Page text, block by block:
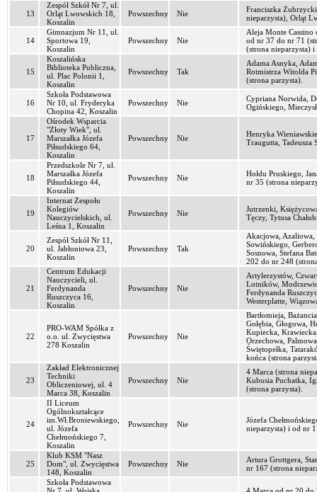
13
Zespół Szkół Nr 7, ul.
Orląt Lwowskich 18,
Koszalin
Powszechny Nie
Franciszka
nieparzysta), Orląt
14
Gimnazjum Nr 11, ul.
Sportowa 19,
Koszalin
Powszechny Nie
Aleja Monte Cassino
od nr 37 do nr 71
(strona nieparzysta)
15
Koszalińska
Biblioteka Publiczna,
ul. Plac Polonii 1,
Koszalin
Powszechny Tak
Adama Asnyka,
Rotmistrza Witolda
(strona parzysta).
16
Szkoła Podstawowa
Nr 10, ul. Fryderyka
Chopina 42, Koszalin
Powszechny Nie
Cypriana Norwida,
Ogińskiego,
17
Ośrodek Wsparcia
"Złoty Wiek", ul.
Marszałka Józefa
Piłsudskiego 64,
Koszalin
Powszechny Nie
Henryka
Traugutta, Tadeusza
18
Przedszkole Nr 7, ul.
Marszałka Józefa
Piłsudskiego 44,
Koszalin
Powszechny Nie
Hołdu Pruskiego,
nr 35 (strona
19
Internat Zespołu
Kolegiów
Nauczycielskich, ul.
Leśna 1, Koszalin
Powszechny Nie
Jutrzenki,
Tęczy, Tytusa
20
Zespół Szkół Nr 11,
ul. Jabłoniowa 23,
Koszalin
Powszechny Tak
Akacjowa, Azaliowa,
Sowińskiego,
Sosnowa, Stefana
202 do nr 248
21
Centrum Edukacji
Nauczycieli, ul.
Ferdynanda
Ruszczyca 16,
Koszalin
Powszechny Nie
Artylerzystów,
Lotników,
Ferdynanda
Westerplatte,
22
PRO-WAM Spółka z
o.o. ul. Zwycięstwa
278 Koszalin
Powszechny Nie
Bartłomieja,
Gołębia, Głogowa,
Kupiecka,
Orzechowa,
Świętopełka,
końca (strona
23
Zakład Elektronicznej
Techniki
Obliczeniowej, ul. 4
Marca 38, Koszalin
Powszechny Nie
4 Marca (strona
Kubusia Puchatka,
(strona parzysta).
24
II Liceum
Ogólnokształcące
im.Wł.Broniewskiego,
ul. Józefa
Chełmońskiego 7,
Koszalin
Powszechny Nie
Józefa
nieparzysta) i od nr
25
Klub KSM "Nasz
Dom", ul. Zwycięstwa
148, Koszalin
Powszechny Nie
Artura Grottgera,
nr 167 (strona
Szkoła Podstawowa